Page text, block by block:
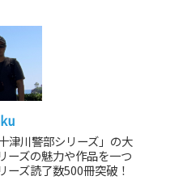
津川警部シリーズ」の大
ーズの魅力や作品を一つ
ーズ読了数500冊突破！